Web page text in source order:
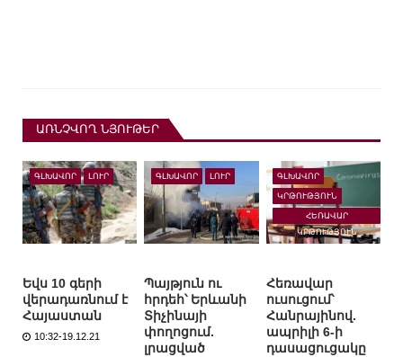
ԱՌՆՉՎՈՂ ՆՅՈՒԹԵՐ
ԳԼԽԱՎՈՐ ԼՈՒՐ
Եվս 10 գերի
վերադառնում է
Հայաստան
10:32-19.12.21
ԳԼԽԱՎՈՐ ԼՈՒՐ
Պայթյուն ու
հրդեհ՝ Երևանի
Տիչինայի
փողոցում.
լրացված
ԳԼԽԱՎՈՐ
ԿՐԹՈՒԹՅՈՒՆ
ՀԵՌԱՎԱՐ
ԿՐԹՈՒԹՅՈՒՆ
Հեռավար
ուսուցում՝
Հանրայինով.
ապրիլի 6-ի
դասացուցակը